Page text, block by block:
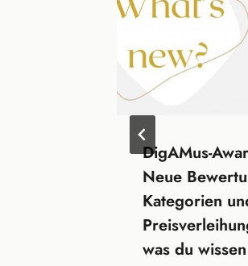
DigAMus-
Neue
Kategorien
was du